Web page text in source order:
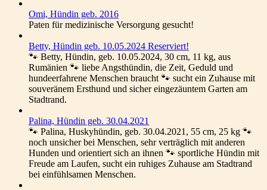
Omi, Hündin geb. 2016
Paten für medizinische Versorgung gesucht!
Betty, Hündin geb. 10.05.2024 Reserviert!
🐾 Betty, Hündin, geb. 10.05.2024, 30 cm, 11 kg, aus
Rumänien 🐾 liebe Angsthündin, die Zeit, Geduld und
hundeerfahrene Menschen braucht 🐾 sucht ein Zuhause mit
souveränem Ersthund und sicher eingezäuntem Garten am
Stadtrand.
Palina, Hündin geb. 30.04.2021
🐾 Palina, Huskyhündin, geb. 30.04.2021, 55 cm, 25 kg 🐾
noch unsicher bei Menschen, sehr verträglich mit anderen
Hunden und orientiert sich an ihnen 🐾 sportliche Hündin mit
Freude am Laufen, sucht ein ruhiges Zuhause am Stadtrand
bei einfühlsamen Menschen.